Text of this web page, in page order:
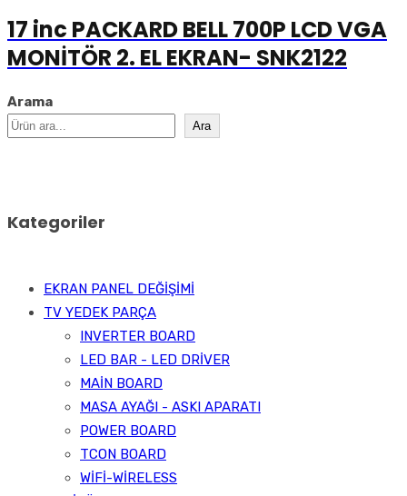
17 inc PACKARD BELL 700P LCD VGA
MONİTÖR 2. EL EKRAN- SNK2122
Arama
Ara
Kategoriler
EKRAN PANEL DEĞİŞİMİ
TV YEDEK PARÇA
INVERTER BOARD
LED BAR - LED DRİVER
MAİN BOARD
MASA AYAĞI - ASKI APARATI
POWER BOARD
TCON BOARD
WİFİ-WİRELESS